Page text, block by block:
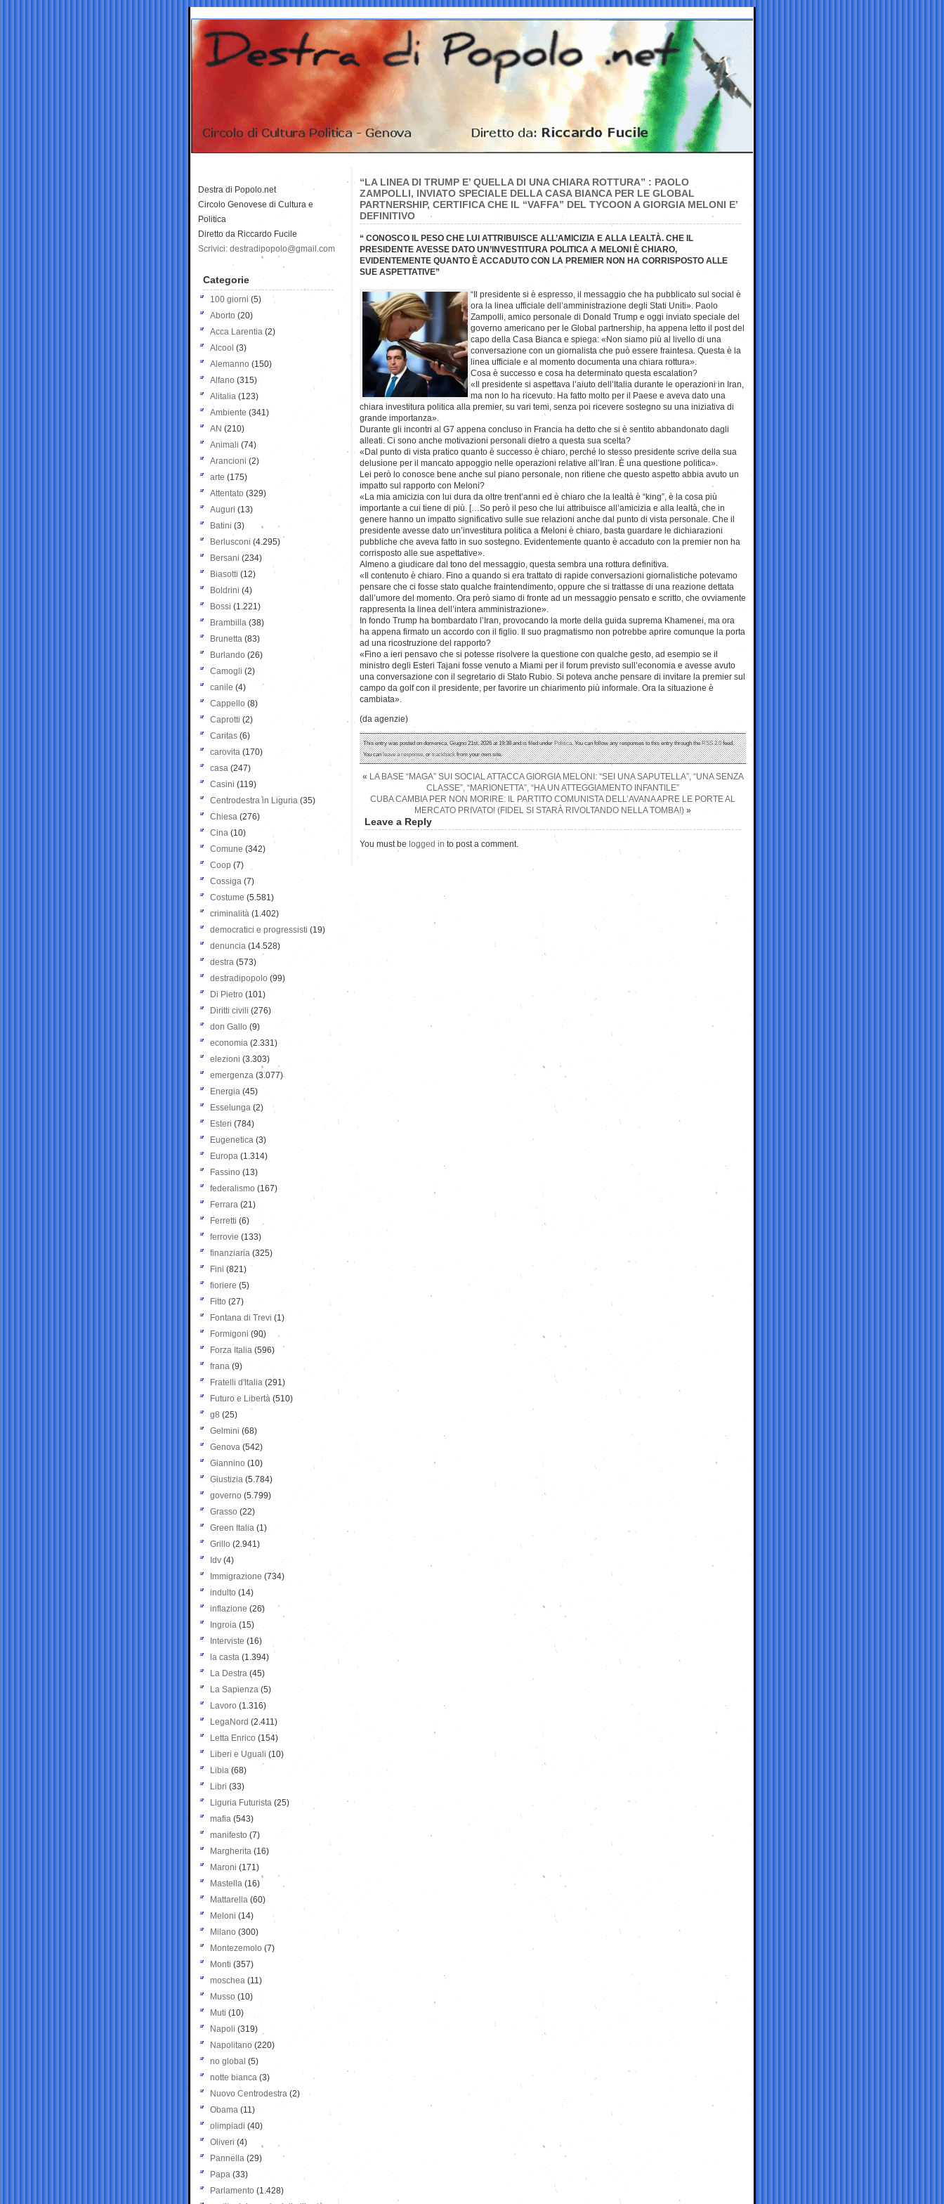
“LA LINEA DI TRUMP E’ QUELLA DI UNA CHIARA ROTTURA” : PAOLO
ZAMPOLLI, INVIATO SPECIALE DELLA CASA BIANCA PER LE GLOBAL
PARTNERSHIP, CERTIFICA CHE IL “VAFFA” DEL TYCOON A GIORGIA MELONI E’
DEFINITIVO
“ CONOSCO IL PESO CHE LUI ATTRIBUISCE ALL’AMICIZIA E ALLA LEALTÀ. CHE IL
PRESIDENTE AVESSE DATO UN’INVESTITURA POLITICA A MELONI È CHIARO,
EVIDENTEMENTE QUANTO È ACCADUTO CON LA PREMIER NON HA CORRISPOSTO ALLE
SUE ASPETTATIVE”
“Il presidente si è espresso, il messaggio che ha pubblicato sul social è
ora la linea ufficiale dell’amministrazione degli Stati Uniti». Paolo
Zampolli, amico personale di Donald Trump e oggi inviato speciale del
governo americano per le Global partnership, ha appena letto il post del
capo della Casa Bianca e spiega: «Non siamo più al livello di una
conversazione con un giornalista che può essere fraintesa. Questa è la
linea ufficiale e al momento documenta una chiara rottura».
Cosa è successo e cosa ha determinato questa escalation?
«Il presidente si aspettava l’aiuto dell’Italia durante le operazioni in Iran,
ma non lo ha ricevuto. Ha fatto molto per il Paese e aveva dato una
chiara investitura politica alla premier, su vari temi, senza poi ricevere sostegno su una iniziativa di
grande importanza».
Durante gli incontri al G7 appena concluso in Francia ha detto che si è sentito abbandonato dagli
alleati. Ci sono anche motivazioni personali dietro a questa sua scelta?
«Dal punto di vista pratico quanto è successo è chiaro, perché lo stesso presidente scrive della sua
delusione per il mancato appoggio nelle operazioni relative all’Iran. È una questione politica».
Lei però lo conosce bene anche sul piano personale, non ritiene che questo aspetto abbia avuto un
impatto sul rapporto con Meloni?
«La mia amicizia con lui dura da oltre trent’anni ed è chiaro che la lealtà è “king”, è la cosa più
importante a cui tiene di più. […So però il peso che lui attribuisce all’amicizia e alla lealtà, che in
genere hanno un impatto significativo sulle sue relazioni anche dal punto di vista personale. Che il
presidente avesse dato un’investitura politica a Meloni è chiaro, basta guardare le dichiarazioni
pubbliche che aveva fatto in suo sostegno. Evidentemente quanto è accaduto con la premier non ha
corrisposto alle sue aspettative».
Almeno a giudicare dal tono del messaggio, questa sembra una rottura definitiva.
«Il contenuto è chiaro. Fino a quando si era trattato di rapide conversazioni giornalistiche potevamo
pensare che ci fosse stato qualche fraintendimento, oppure che si trattasse di una reazione dettata
dall’umore del momento. Ora però siamo di fronte ad un messaggio pensato e scritto, che ovviamente
rappresenta la linea dell’intera amministrazione».
In fondo Trump ha bombardato l’Iran, provocando la morte della guida suprema Khamenei, ma ora
ha appena firmato un accordo con il figlio. Il suo pragmatismo non potrebbe aprire comunque la porta
ad una ricostruzione del rapporto?
«Fino a ieri pensavo che si potesse risolvere la questione con qualche gesto, ad esempio se il
ministro degli Esteri Tajani fosse venuto a Miami per il forum previsto sull’economia e avesse avuto
una conversazione con il segretario di Stato Rubio. Si poteva anche pensare di invitare la premier sul
campo da golf con il presidente, per favorire un chiarimento più informale. Ora la situazione è
cambiata».
(da agenzie)
This entry was posted on domenica, Giugno 21st, 2026 at 19:38 and is filed underPolitica. You can follow any responses to this entry through theRSS 2.0feed.
You canleave a response, ortrackbackfrom your own site.
« LA BASE “MAGA” SUI SOCIAL ATTACCA GIORGIA MELONI: “SEI UNA SAPUTELLA”, “UNA SENZA
CLASSE”, “MARIONETTA”, “HA UN ATTEGGIAMENTO INFANTILE”
CUBA CAMBIA PER NON MORIRE: IL PARTITO COMUNISTA DELL’AVANA APRE LE PORTE AL
MERCATO PRIVATO! (FIDEL SI STARÀ RIVOLTANDO NELLA TOMBA!) »
Leave a Reply
You must be logged in to post a comment.
Destra di Popolo.net
Circolo Genovese di Cultura e
Politica
Diretto da Riccardo Fucile
Scrivici: destradipopolo@gmail.com
Categorie
100 giorni (5)
Aborto (20)
Acca Larentia (2)
Alcool (3)
Alemanno (150)
Alfano (315)
Alitalia (123)
Ambiente (341)
AN (210)
Animali (74)
Arancioni (2)
arte (175)
Attentato (329)
Auguri (13)
Batini (3)
Berlusconi (4.295)
Bersani (234)
Biasotti (12)
Boldrini (4)
Bossi (1.221)
Brambilla (38)
Brunetta (83)
Burlando (26)
Camogli (2)
canile (4)
Cappello (8)
Caprotti (2)
Caritas (6)
carovita (170)
casa (247)
Casini (119)
Centrodestra in Liguria (35)
Chiesa (276)
Cina (10)
Comune (342)
Coop (7)
Cossiga (7)
Costume (5.581)
criminalità (1.402)
democratici e progressisti (19)
denuncia (14.528)
destra (573)
destradipopolo (99)
Di Pietro (101)
Diritti civili (276)
don Gallo (9)
economia (2.331)
elezioni (3.303)
emergenza (3.077)
Energia (45)
Esselunga (2)
Esteri (784)
Eugenetica (3)
Europa (1.314)
Fassino (13)
federalismo (167)
Ferrara (21)
Ferretti (6)
ferrovie (133)
finanziaria (325)
Fini (821)
fioriere (5)
Fitto (27)
Fontana di Trevi (1)
Formigoni (90)
Forza Italia (596)
frana (9)
Fratelli d'Italia (291)
Futuro e Libertà (510)
g8 (25)
Gelmini (68)
Genova (542)
Giannino (10)
Giustizia (5.784)
governo (5.799)
Grasso (22)
Green Italia (1)
Grillo (2.941)
Idv (4)
Immigrazione (734)
indulto (14)
inflazione (26)
Ingroia (15)
Interviste (16)
la casta (1.394)
La Destra (45)
La Sapienza (5)
Lavoro (1.316)
LegaNord (2.411)
Letta Enrico (154)
Liberi e Uguali (10)
Libia (68)
Libri (33)
Liguria Futurista (25)
mafia (543)
manifesto (7)
Margherita (16)
Maroni (171)
Mastella (16)
Mattarella (60)
Meloni (14)
Milano (300)
Montezemolo (7)
Monti (357)
moschea (11)
Musso (10)
Muti (10)
Napoli (319)
Napolitano (220)
no global (5)
notte bianca (3)
Nuovo Centrodestra (2)
Obama (11)
olimpiadi (40)
Oliveri (4)
Pannella (29)
Papa (33)
Parlamento (1.428)